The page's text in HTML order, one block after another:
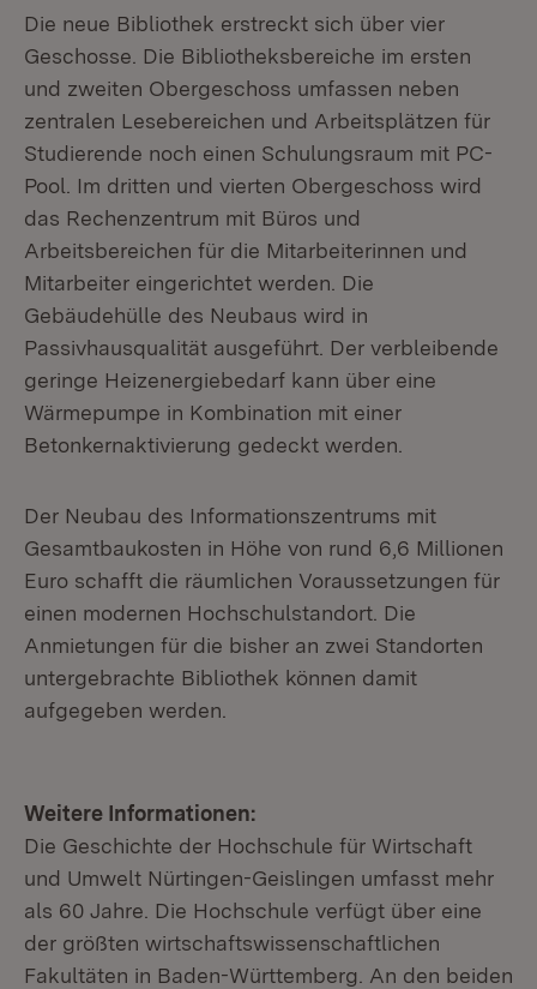
Die neue Bibliothek erstreckt sich über vier
Geschosse. Die Bibliotheksbereiche im ersten
und zweiten Obergeschoss umfassen neben
zentralen Lesebereichen und Arbeitsplätzen für
Studierende noch einen Schulungsraum mit PC-
Pool. Im dritten und vierten Obergeschoss wird
das Rechenzentrum mit Büros und
Arbeitsbereichen für die Mitarbeiterinnen und
Mitarbeiter eingerichtet werden. Die
Gebäudehülle des Neubaus wird in
Passivhausqualität ausgeführt. Der verbleibende
geringe Heizenergiebedarf kann über eine
Wärmepumpe in Kombination mit einer
Betonkernaktivierung gedeckt werden.
Der Neubau des Informationszentrums mit
Gesamtbaukosten in Höhe von rund 6,6 Millionen
Euro schafft die räumlichen Voraussetzungen für
einen modernen Hochschulstandort. Die
Anmietungen für die bisher an zwei Standorten
untergebrachte Bibliothek können damit
aufgegeben werden.
Weitere Informationen:
Die Geschichte der Hochschule für Wirtschaft
und Umwelt Nürtingen-Geislingen umfasst mehr
als 60 Jahre. Die Hochschule verfügt über eine
der größten wirtschaftswissenschaftlichen
Fakultäten in Baden-Württemberg. An den beiden